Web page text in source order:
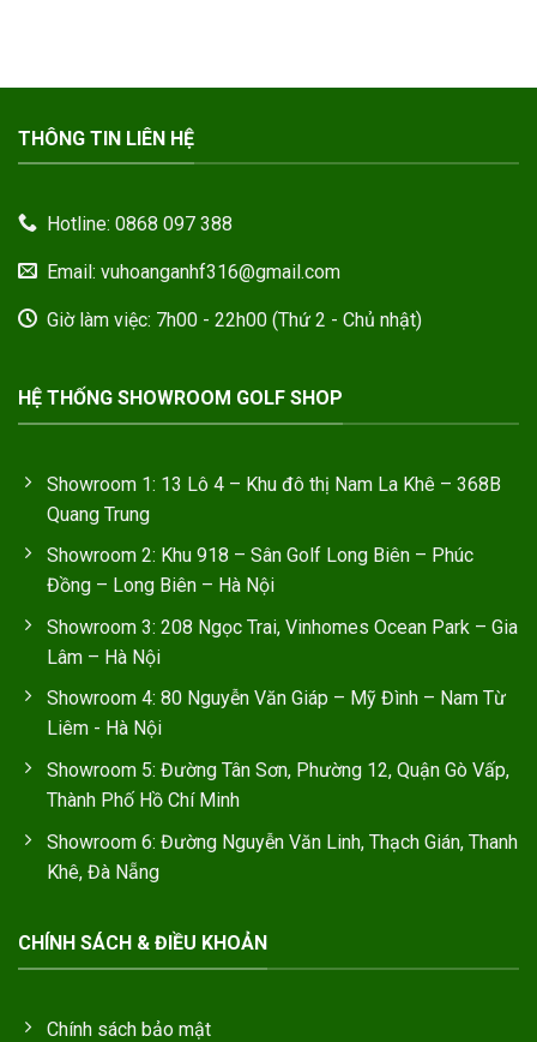
THÔNG TIN LIÊN HỆ
Hotline: 0868 097 388
Email: vuhoanganhf316@gmail.com
Giờ làm việc: 7h00 - 22h00 (Thứ 2 - Chủ nhật)
HỆ THỐNG SHOWROOM GOLF SHOP
Showroom 1: 13 Lô 4 – Khu đô thị Nam La Khê – 368B
Quang Trung
Showroom 2: Khu 918 – Sân Golf Long Biên – Phúc
Đồng – Long Biên – Hà Nội
Showroom 3: 208 Ngọc Trai, Vinhomes Ocean Park – Gia
Lâm – Hà Nội
Showroom 4: 80 Nguyễn Văn Giáp – Mỹ Đình – Nam Từ
Liêm - Hà Nội
Showroom 5: Đường Tân Sơn, Phường 12, Quận Gò Vấp,
Thành Phố Hồ Chí Minh
Showroom 6: Đường Nguyễn Văn Linh, Thạch Gián, Thanh
Khê, Đà Nẵng
CHÍNH SÁCH & ĐIỀU KHOẢN
Chính sách bảo mật